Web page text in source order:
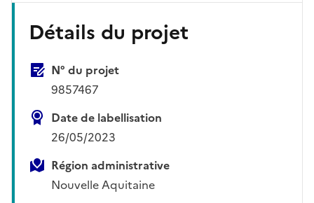
Détails du projet
N° du projet
9857467
Date de labellisation
26/05/2023
Région administrative
Nouvelle Aquitaine